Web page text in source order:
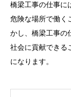
橋梁工事の仕事に
危険な場所で働く
かし、橋梁工事の
社会に貢献できる
になります。